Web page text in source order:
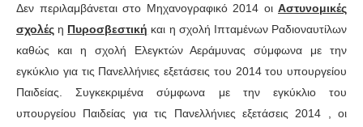
Δεν περιλαμβάνεται στο Μηχανογραφικό 2014 οι Αστυνομικές
σχολές η Πυροσβεστική και η σχολή Ιπταμένων Ραδιοναυτίλων
καθώς και η σχολή Ελεγκτών Αεράμυνας σύμφωνα με την
εγκύκλιο για τις Πανελλήνιες εξετάσεις του 2014 του υπουργείου
Παιδείας. Συγκεκριμένα σύμφωνα με την εγκύκλιο του
υπουργείου Παιδείας για τις Πανελλήνιες εξετάσεις 2014 , οι